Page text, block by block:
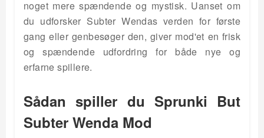
noget mere spændende og mystisk. Uanset om
du udforsker Subter Wendas verden for første
gang eller genbesøger den, giver mod'et en frisk
og spændende udfordring for både nye og
erfarne spillere.
Sådan spiller du Sprunki But
Subter Wenda Mod